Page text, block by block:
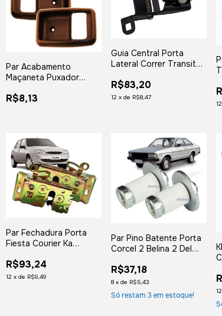
Par Acabamento
Maçaneta Puxador
Marrom
R$8,13
Guia Central Porta
Lateral Correr Transit
R$83,20
12 xde R$8,47
12
Par Fechadura Porta
Fiesta Courier Ka
R$93,24
12 xde R$9,49
Par Pino Batente Porta
Corcel 2 Belina 2 Del
R$37,18
8 xde R$5,43
Só restam3 em estoque! 12